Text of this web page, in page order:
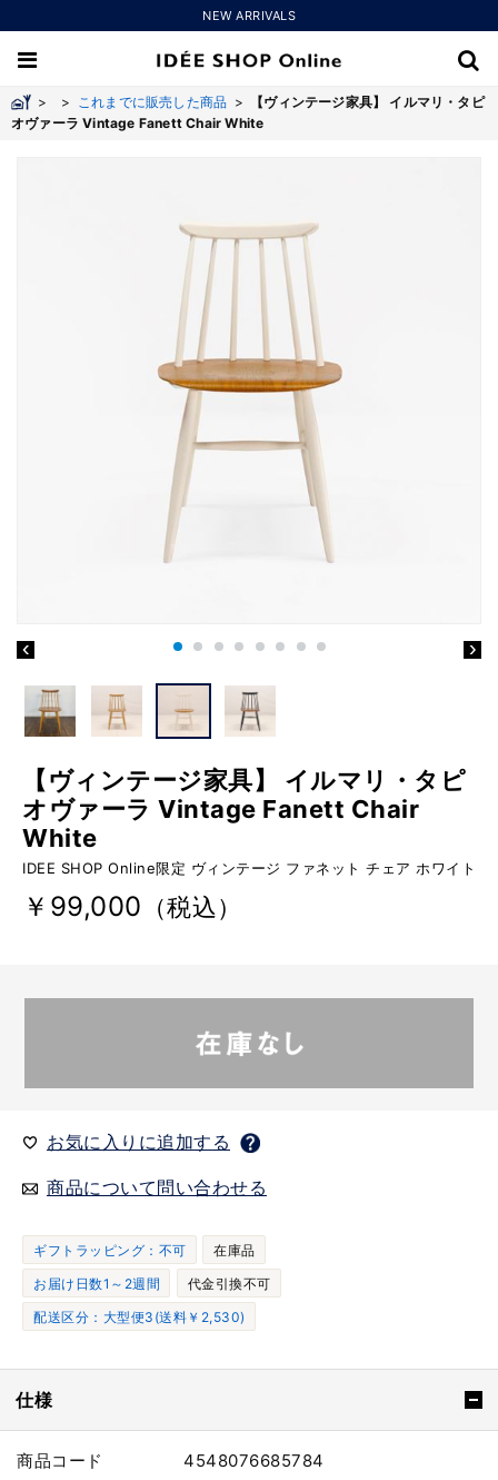
NEW ARRIVALS
> > これまでに販売した商品 >
【ヴィンテージ家具】 イルマリ・タピ
オヴァーラ Vintage Fanett Chair White
【ヴィンテージ家具】 イルマリ・タピ
オヴァーラ Vintage Fanett Chair
White
IDEE SHOP Online限定 ヴィンテージ ファネット チェア ホワイト
￥99,000 （税込）
お気に入りに追加する
商品について問い合わせる
ギフトラッピング：不可
在庫品
お届け日数1～2週間
代金引換不可
配送区分：大型便3(送料￥2,530)
仕様
商品コード
4548076685784